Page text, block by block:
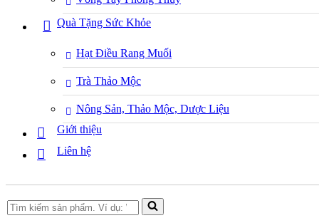
Quà Tặng Sức Khỏe
Hạt Điều Rang Muối
Trà Thảo Mộc
Nông Sản, Thảo Mộc, Dược Liệu
Giới thiệu
Liên hệ
Search
for...